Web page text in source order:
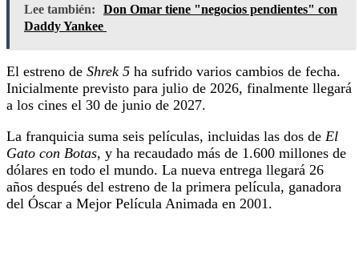
Lee también:
Don Omar tiene "negocios pendientes" con
Daddy Yankee
El estreno de Shrek 5 ha sufrido varios cambios de fecha.
Inicialmente previsto para julio de 2026, finalmente llegará
a los cines el 30 de junio de 2027.
La franquicia suma seis películas, incluidas las dos de El
Gato con Botas, y ha recaudado más de 1.600 millones de
dólares en todo el mundo. La nueva entrega llegará 26
años después del estreno de la primera película, ganadora
del Óscar a Mejor Película Animada en 2001.